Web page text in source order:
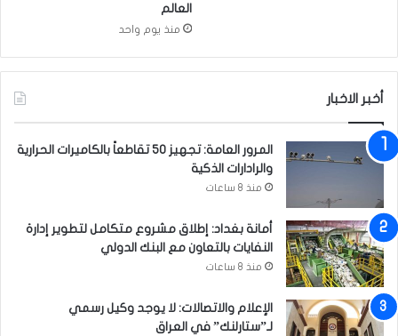
أ
م
م
ت
ح
د
ة
ت
ج
ا
العالم
منذ يوم واحد
أخبر الاخبار
المرور العامة: تجهيز 50 تقاطعاً بالكاميرات الحرارية
والرادارات الذكية
منذ 8 ساعات
أمانة بغداد: إطلاق مشروع متكامل لتطوير إدارة
النفايات بالتعاون مع البنك الدولي
منذ 8 ساعات
الإعلام والاتصالات: لا يوجد وكيل رسمي
لـ”ستارلنك” في العراق